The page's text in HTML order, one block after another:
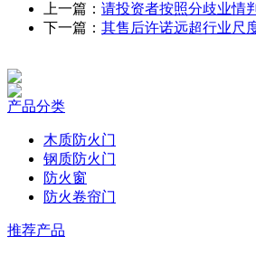
上一篇： 请投资者按照分歧业情
下一篇： 其售后许诺远超行业尺
产品分类
木质防火门
钢质防火门
防火窗
防火卷帘门
推荐产品